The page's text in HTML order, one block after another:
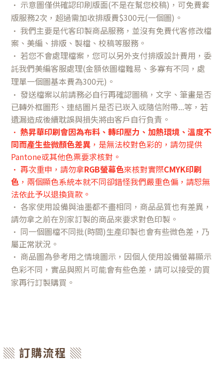
• 示意圖僅供確認印刷版面(不是在幫您校稿)，可免費套
版服務2次，超過需加收排版費$300元(一個圖)。
• 我們主要是代客印製商品服務，並沒有免費代客修改檔
案、美編、排版、製檔、校稿等服務。
• 若您不會處理檔案，您可以另外支付排版設計費用 ，委
託我們美編客服處理(金額依圖檔難易、多寡有不同，處
理單一個圖基本費為300元)。
• 發送檔案以前請務必自行再確認圖稿，文字 、筆畫是否
已轉外框圖形、連結圖片是否已崁入或隨信附帶...等，若
遺漏造成後續耽誤與損失將由客戶自行負責。
• 熱昇華印刷會因為布料、轉印壓力、加熱環境、溫度不
同而產生些微顏色差異 ，是無法校對色彩的，請勿提供
Pantone或其他色票要求核對。
• 再次重申，請勿拿RGB螢幕色來核對實際CMYK印刷
色 ，兩個顯色系統本就不同卻錯怪我們嚴重色偏，請恕無
法依此予以退換貨款。
• 各家使用設備與油墨都不盡相同，商品品質也有差異，
請勿拿之前在別家訂製的商品來要求對色印製。
• 同一個圖檔不同批(時間)生產印製也會有些微色差，乃
屬正常狀況。
• 商品圖為參考用之情境圖示，因個人使用設備螢幕顯示
色彩不同，實品與照片可能會有些色差，請可以接受的買
家再行訂製購買。
▒ 訂購流程 ▒